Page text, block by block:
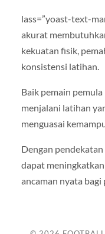
lass=”yoast-text-
akurat
kekuatan fisik,
konsistensi latihan.
Baik pemain
menjalani latihan
menguasai
Dengan
dapat
ancaman nyata